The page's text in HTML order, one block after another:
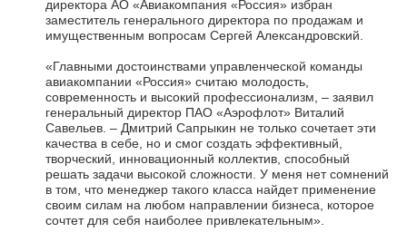
директора АО «Авиакомпания «Россия» избран
заместитель генерального директора по продажам и
имущественным вопросам Сергей Александровский.
«Главными достоинствами управленческой команды
авиакомпании «Россия» считаю молодость,
современность и высокий профессионализм, – заявил
генеральный директор ПАО «Аэрофлот» Виталий
Савельев. – Дмитрий Сапрыкин не только сочетает эти
качества в себе, но и смог создать эффективный,
творческий, инновационный коллектив, способный
решать задачи высокой сложности. У меня нет сомнений
в том, что менеджер такого класса найдет применение
своим силам на любом направлении бизнеса, которое
сочтет для себя наиболее привлекательным».